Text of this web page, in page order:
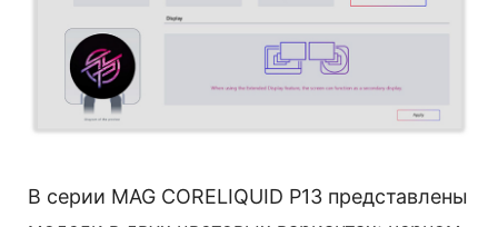
В серии MAG CORELIQUID P13 представлены